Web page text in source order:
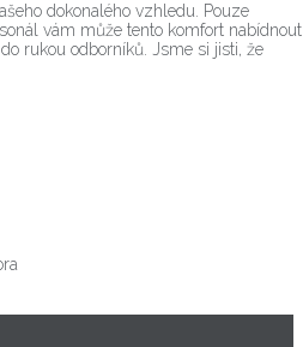
dokonalého vzhledu. Pouze
vám může tento komfort
rukou odborníků. Jsme si jisti, že